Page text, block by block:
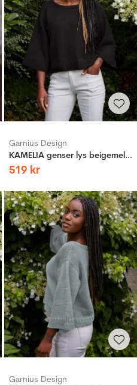
Garnius Design
KAMELIA genser lys beigemelert
519 kr
Garnius Design